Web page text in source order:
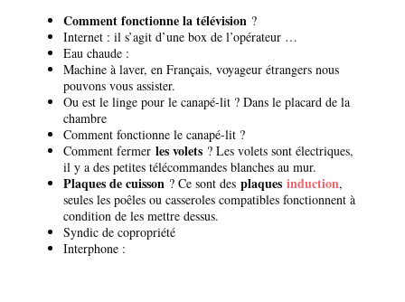
Comment fonctionne la télévision ?
Internet : il s’agit d’une box de l’opérateur …
Eau chaude :
Machine à laver, en Français, voyageur étrangers nous
pouvons vous assister.
Ou est le linge pour le canapé-lit ? Dans le placard de la
chambre
Comment fonctionne le canapé-lit ?
Comment fermer les volets ? Les volets sont électriques,
il y a des petites télécommandes blanches au mur.
Plaques de cuisson ? Ce sont des plaques induction,
seules les poêles ou casseroles compatibles fonctionnent à
condition de les mettre dessus.
Syndic de copropriété
Interphone :